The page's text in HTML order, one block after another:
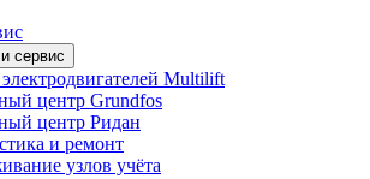
сервис
Multilift
центр Grundfos
центр Ридан
и ремонт
узлов учёта